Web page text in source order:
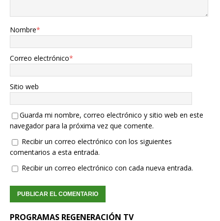
Nombre*
Correo electrónico*
Sitio web
Guarda mi nombre, correo electrónico y sitio web en este
navegador para la próxima vez que comente.
Recibir un correo electrónico con los siguientes
comentarios a esta entrada.
Recibir un correo electrónico con cada nueva entrada.
PROGRAMAS REGENERACIÓN TV